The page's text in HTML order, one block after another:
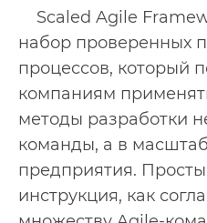
Scaled Agile
набор проверенных
процессов, который
компаниям
методы разработки
команды, а в
предприятия.
инструкция, как